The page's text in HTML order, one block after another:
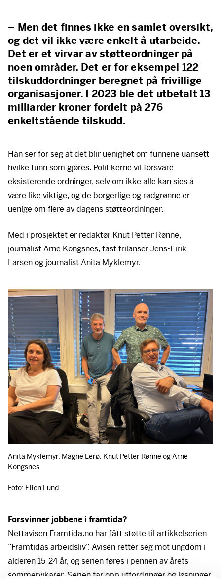
– Men det finnes ikke en samlet oversikt,
og det vil ikke være enkelt å utarbeide.
Det er et virvar av støtteordninger på
noen områder. Det er for eksempel 122
tilskuddordninger beregnet på frivillige
organisasjoner. I 2023 ble det utbetalt 13
milliarder kroner fordelt på 276
enkeltstående tilskudd.
Han ser for seg at det blir uenighet om funnene uansett
hvilke funn som gjøres. Politikerne vil forsvare
eksisterende ordninger, selv om ikke alle kan sies å
være like viktige, og de borgerlige og rødgrønne er
uenige om flere av dagens støtteordninger.
Med i prosjektet er redaktør Knut Petter Rønne,
journalist Arne Kongsnes, fast frilanser Jens-Eirik
Larsen og journalist Anita Myklemyr.
Anita Myklemyr, Magne Lerø, Knut Petter Rønne og Arne
Kongsnes
Foto: Ellen Lund
Forsvinner jobbene i framtida?
Nettavisen Framtida.no har fått støtte til artikkelserien
“Framtidas arbeidsliv”. Avisen retter seg mot ungdom i
alderen 15-24 år, og serien føres i pennen av årets
sommervikarer. Serien tar opp utfordringer og løsninger